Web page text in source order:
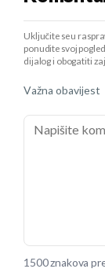
Uključite se u
ponudite svoj
dijalog i obogatiti
Važna obavijest
1500 znakova